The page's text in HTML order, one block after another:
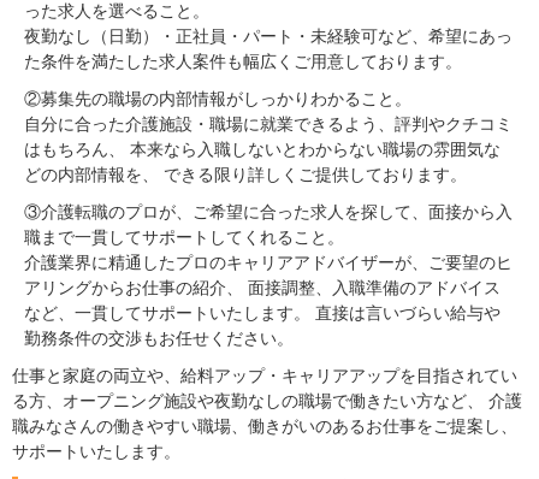
った求人を選べること。
夜勤なし（日勤）・正社員・パート・未経験可など、希望にあっ
た条件を満たした求人案件も幅広くご用意しております。
②募集先の職場の内部情報がしっかりわかること。
自分に合った介護施設・職場に就業できるよう、評判やクチコミ
はもちろん、 本来なら入職しないとわからない職場の雰囲気な
どの内部情報を、 できる限り詳しくご提供しております。
③介護転職のプロが、ご希望に合った求人を探して、面接から入
職まで一貫してサポートしてくれること。
介護業界に精通したプロのキャリアアドバイザーが、ご要望のヒ
アリングからお仕事の紹介、 面接調整、入職準備のアドバイス
など、一貫してサポートいたします。 直接は言いづらい給与や
勤務条件の交渉もお任せください。
仕事と家庭の両立や、給料アップ・キャリアアップを目指されてい
る方、オープニング施設や夜勤なしの職場で働きたい方など、 介護
職みなさんの働きやすい職場、働きがいのあるお仕事をご提案し、
サポートいたします。